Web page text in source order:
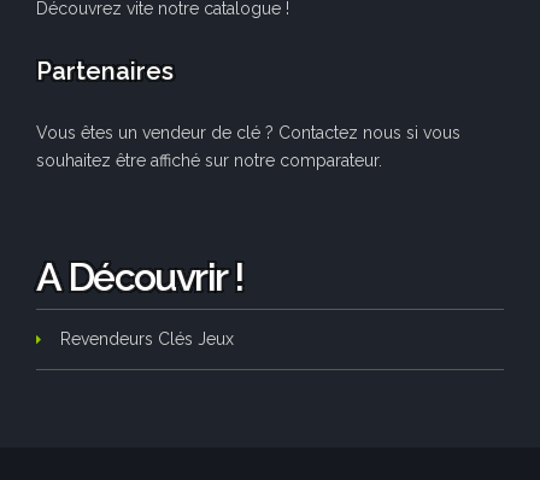
Découvrez vite notre catalogue !
Partenaires
Vous êtes un vendeur de clé ? Contactez nous si vous
souhaitez être affiché sur notre comparateur.
A Découvrir !
Revendeurs Clés Jeux